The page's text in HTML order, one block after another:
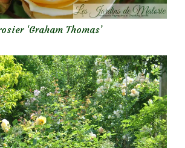
‘Graham Thomas’